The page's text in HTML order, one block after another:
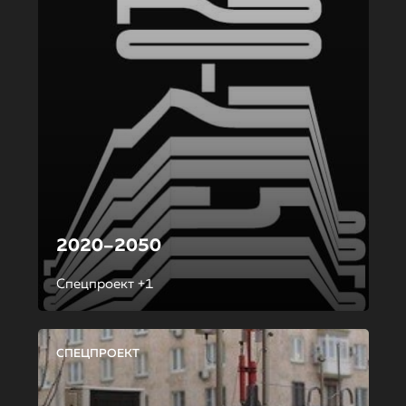
2020–2050
Спецпроект +1
СПЕЦПРОЕКТ